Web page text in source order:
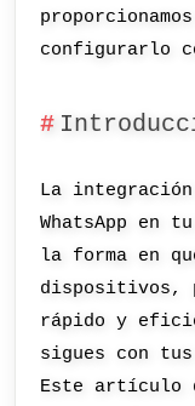
configurarlo
La
WhatsApp en
la forma en
dispositivos,
rápido y
sigues con
Este artículo